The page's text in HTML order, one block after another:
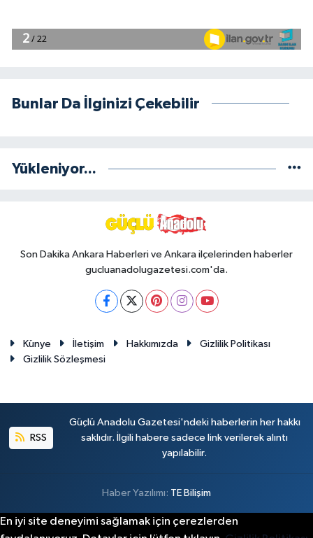
Bunlar Da İlginizi Çekebilir
Yükleniyor...
Son Dakika Ankara Haberleri ve Ankara ilçelerinden haberler
gucluanadolugazetesi.com'da.
Künye İletişim Hakkımızda
Gizlilik Politikası
Gizlilik Sözleşmesi
RSS
Güçlü Anadolu Gazetesi'ndeki haberlerin her hakkı
saklıdır. İlgili habere sadece link verilerek alıntı
yapılabilir.
Haber Yazılımı: TE Bilişim
En iyi site deneyimi sağlamak için çerezlerden